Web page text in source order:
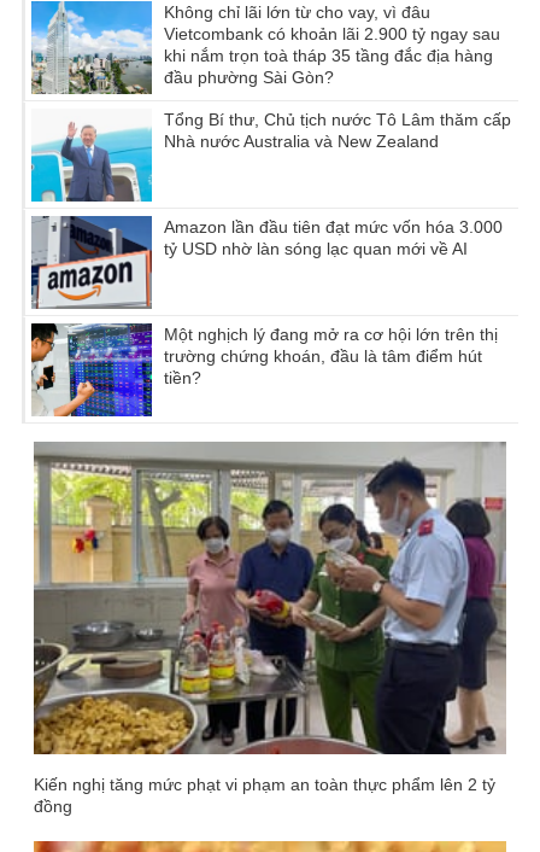
Không chỉ lãi lớn từ cho vay, vì đâu
Vietcombank có khoản lãi 2.900 tỷ ngay sau
khi nắm trọn toà tháp 35 tầng đắc địa hàng
đầu phường Sài Gòn?
Tổng Bí thư, Chủ tịch nước Tô Lâm thăm cấp
Nhà nước Australia và New Zealand
Amazon lần đầu tiên đạt mức vốn hóa 3.000
tỷ USD nhờ làn sóng lạc quan mới về AI
Một nghịch lý đang mở ra cơ hội lớn trên thị
trường chứng khoán, đầu là tâm điểm hút
tiền?
Kiến nghị tăng mức phạt vi phạm an toàn thực phẩm lên 2 tỷ
đồng